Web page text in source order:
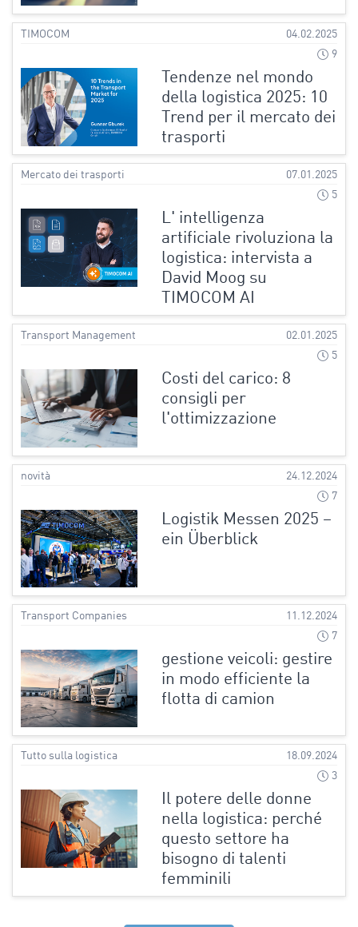
TIMOCOM
04.02.2025
9
Tendenze nel mondo
della logistica 2025: 10
Trend per il mercato dei
trasporti
Mercato dei trasporti
07.01.2025
5
L' intelligenza
artificiale rivoluziona la
logistica: intervista a
David Moog su
TIMOCOM AI
Transport Management
02.01.2025
5
Costi del carico: 8
consigli per
l'ottimizzazione
novità
24.12.2024
7
Logistik Messen 2025 –
ein Überblick
Transport Companies
11.12.2024
7
gestione veicoli: gestire
in modo efficiente la
flotta di camion
Tutto sulla logistica
18.09.2024
3
Il potere delle donne
nella logistica: perché
questo settore ha
bisogno di talenti
femminili